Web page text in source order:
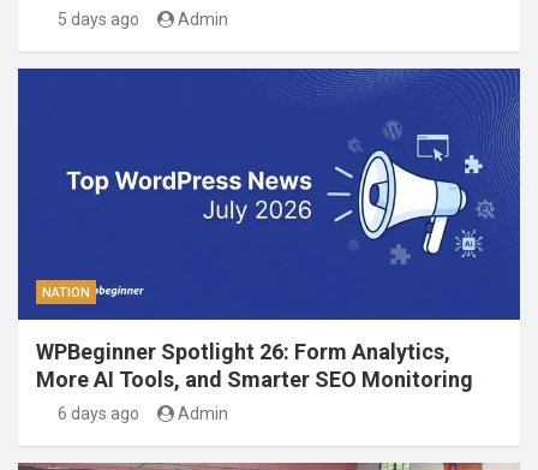
5 days ago Admin
NATION
WPBeginner Spotlight 26: Form Analytics,
More AI Tools, and Smarter SEO Monitoring
6 days ago Admin